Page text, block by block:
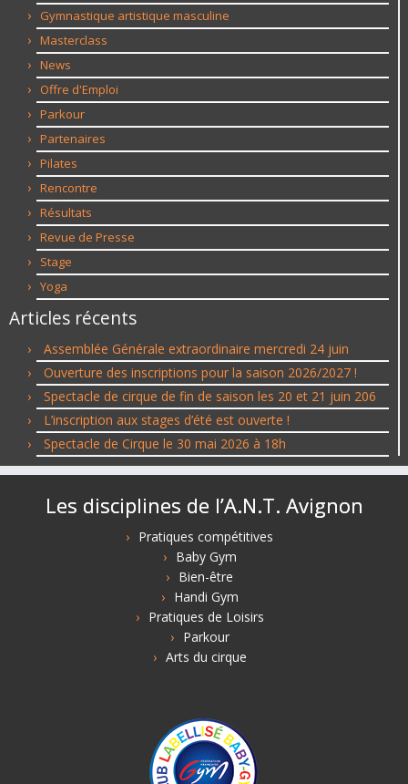
Gymnastique artistique masculine
Masterclass
News
Offre d'Emploi
Parkour
Partenaires
Pilates
Rencontre
Résultats
Revue de Presse
Stage
Yoga
Articles récents
Assemblée Générale extraordinaire mercredi 24 juin
Ouverture des inscriptions pour la saison 2026/2027 !
Spectacle de cirque de fin de saison les 20 et 21 juin 206
L’inscription aux stages d’été est ouverte !
Spectacle de Cirque le 30 mai 2026 à 18h
Les disciplines de l’A.N.T. Avignon
Pratiques compétitives
Baby Gym
Bien-être
Handi Gym
Pratiques de Loisirs
Parkour
Arts du cirque